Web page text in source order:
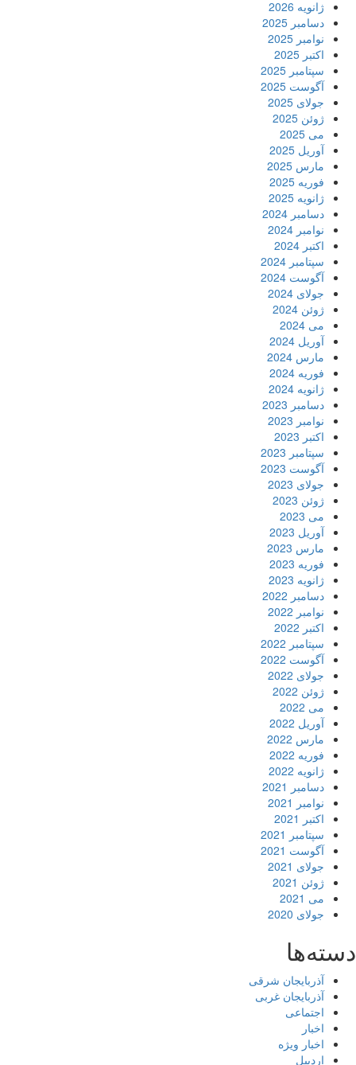
ژانویه 2026
دسامبر 2025
نوامبر 2025
اکتبر 2025
سپتامبر 2025
آگوست 2025
جولای 2025
ژوئن 2025
می 2025
آوریل 2025
مارس 2025
فوریه 2025
ژانویه 2025
دسامبر 2024
نوامبر 2024
اکتبر 2024
سپتامبر 2024
آگوست 2024
جولای 2024
ژوئن 2024
می 2024
آوریل 2024
مارس 2024
فوریه 2024
ژانویه 2024
دسامبر 2023
نوامبر 2023
اکتبر 2023
سپتامبر 2023
آگوست 2023
جولای 2023
ژوئن 2023
می 2023
آوریل 2023
مارس 2023
فوریه 2023
ژانویه 2023
دسامبر 2022
نوامبر 2022
اکتبر 2022
سپتامبر 2022
آگوست 2022
جولای 2022
ژوئن 2022
می 2022
آوریل 2022
مارس 2022
فوریه 2022
ژانویه 2022
دسامبر 2021
نوامبر 2021
اکتبر 2021
سپتامبر 2021
آگوست 2021
جولای 2021
ژوئن 2021
می 2021
جولای 2020
دسته‌ها
آذربایجان شرقی
آذربایجان غربی
اجتماعی
اخبار
اخبار ویژه
اردبیل